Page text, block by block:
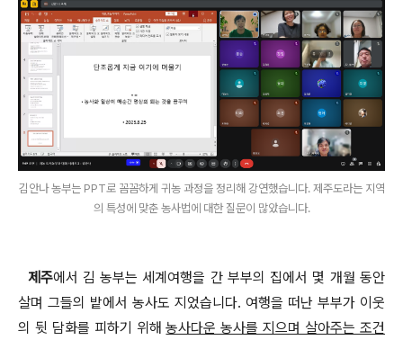
김안나 농부는 PPT로 꼼꼼하게 귀농 과정을 정리해 강연했습니다. 제주도라는 지역
의 특성에 맞춘 농사법에 대한 질문이 많았습니다.
제주에서 김 농부는 세계여행을 간 부부의 집에서 몇 개월 동안
살며 그들의 밭에서 농사도 지었습니다. 여행을 떠난 부부가 이웃
의 뒷 담화를 피하기 위해농사다운 농사를 지으며 살아주는 조건